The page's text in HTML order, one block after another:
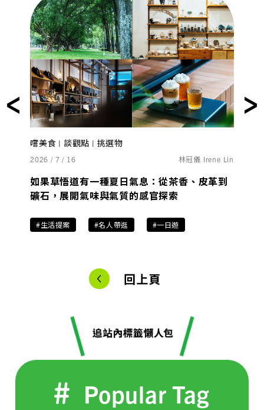
嚐美食 | 談觀點 | 挑選物
2026 / 7 / 16 林冠儀 Irene Lin
如果草悟道有一種夏日氣息：從茶香、皮革到
礦石，展開氣味與氣質的感官探索
#生活提案 #名人帶逛 #一日遊
回上頁
Popular Tag